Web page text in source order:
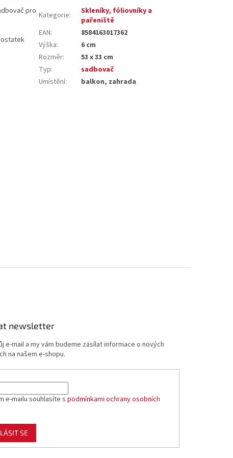
pro Kategorie:
Skleníky, fóliovníky a
pařeniště
EAN:
8584163017362
Výška:
6 cm
Rozměr:
53 x 33 cm
Typ:
sadbovač
Umístění: balkon, zahrada
newsletter
e-mail a my vám budeme zasílat informace o nových
na našem e-shopu.
e-mailu souhlasíte spodmínkami ochrany osobních
SE